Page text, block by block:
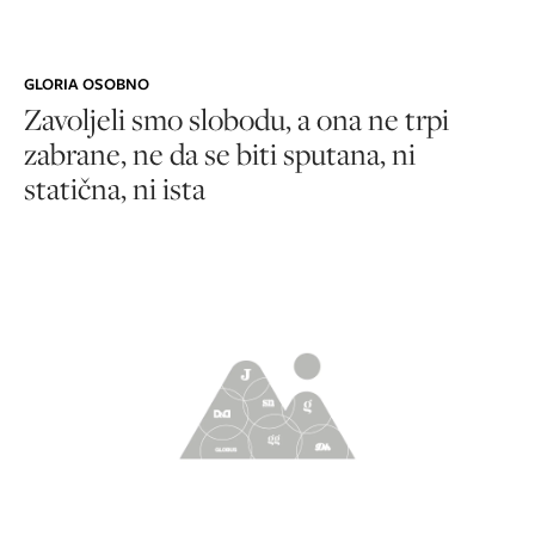
GLORIA OSOBNO
Zavoljeli smo slobodu, a ona ne trpi
zabrane, ne da se biti sputana, ni
statična, ni ista